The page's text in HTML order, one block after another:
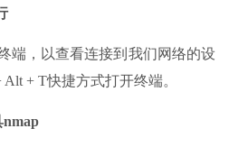
端，以查看连接到我们网络的设
+ T快捷方式打开终端。